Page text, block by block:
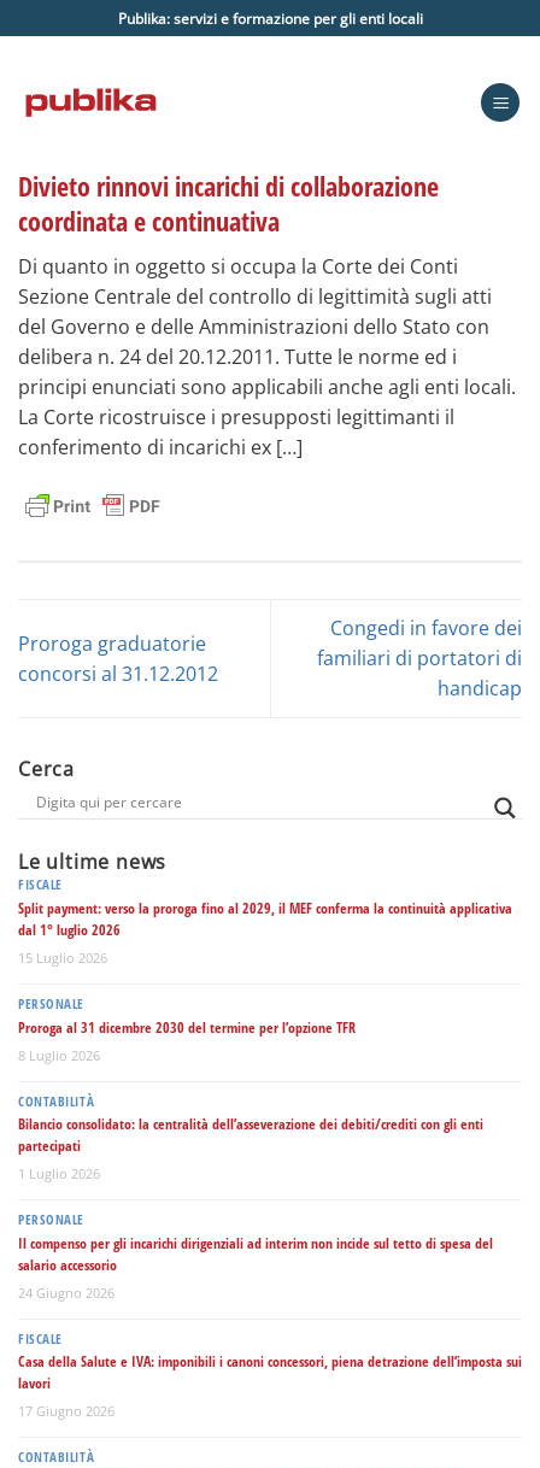
ai
Publika: servizi e formazione per gli enti locali
Divieto rinnovi incarichi di collaborazione
coordinata e continuativa
Di quanto in oggetto si occupa la Corte dei Conti
Sezione Centrale del controllo di legittimità sugli atti
del Governo e delle Amministrazioni dello Stato con
delibera n. 24 del 20.12.2011. Tutte le norme ed i
principi enunciati sono applicabili anche agli enti locali.
La Corte ricostruisce i presupposti legittimanti il
conferimento di incarichi ex […]
Proroga graduatorie
concorsi al 31.12.2012
Congedi in favore dei
familiari di portatori di
handicap
Cerca
Le ultime news
FISCALE
Split payment: verso la proroga fino al 2029, il MEF conferma la continuità applicativa
dal 1° luglio 2026
15 Luglio 2026
PERSONALE
Proroga al 31 dicembre 2030 del termine per l’opzione TFR
8 Luglio 2026
CONTABILITÀ
Bilancio consolidato: la centralità dell’asseverazione dei debiti/crediti con gli enti
partecipati
1 Luglio 2026
PERSONALE
Il compenso per gli incarichi dirigenziali ad interim non incide sul tetto di spesa del
salario accessorio
24 Giugno 2026
FISCALE
Casa della Salute e IVA: imponibili i canoni concessori, piena detrazione dell’imposta sui
lavori
17 Giugno 2026
CONTABILITÀ